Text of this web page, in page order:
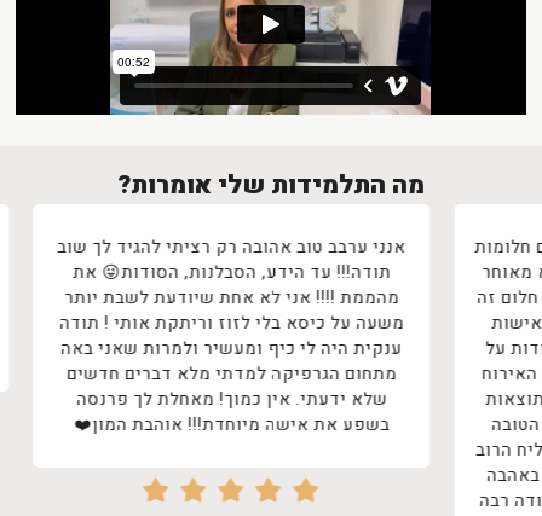
מה התלמידות שלי אומרות?
אנני ערבב טוב אהובה רק רציתי להגיד לך שוב
תודה!!! עד הידע, הסבלנות, הסודות😜 את
מהממת !!!! אני לא אחת שיודעת לשבת יותר
משעה על כיסא בלי לזוז וריתקת אותי ! תודה
ענקית היה לי כיף ומעשיר ולמרות שאני באה
מתחום הגרפיקה למדתי מלא דברים חדשים
שלא ידעתי. אין כמוך! מאחלת לך פרנסה
בשפע את אישה מיוחדת!!! אוהבת המון❤️